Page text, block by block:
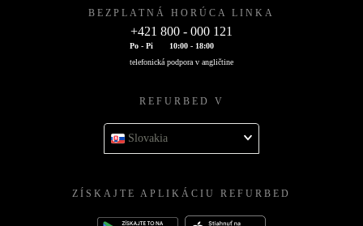
BEZPLATNÁ HORÚCA LINKA
+421 800 - 000 121
Po - Pi
10:00 - 18:00
telefonická podpora v angličtine
REFURBED V
Slovakia
ZÍSKAJTE APLIKÁCIU REFURBED